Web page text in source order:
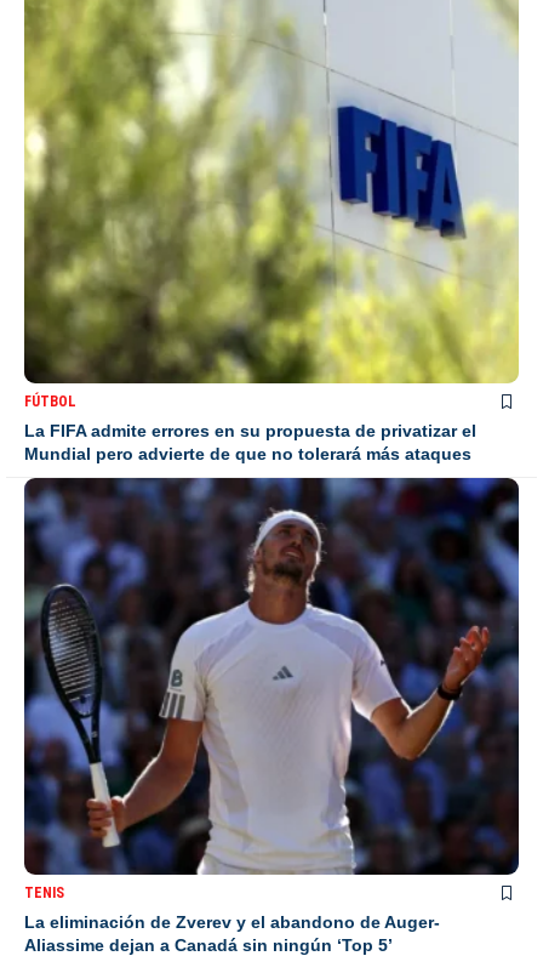
FÚTBOL
La FIFA admite errores en su propuesta de privatizar el
Mundial pero advierte de que no tolerará más ataques
TENIS
La eliminación de Zverev y el abandono de Auger-
Aliassime dejan a Canadá sin ningún ‘Top 5’